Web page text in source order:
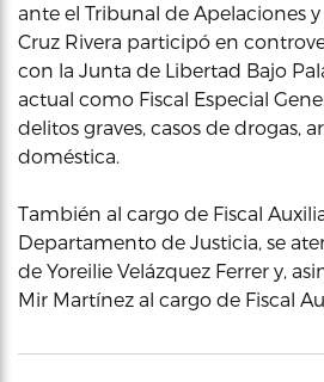
ante el Tribunal de Apelaciones
Cruz Rivera participó en
con la Junta de Libertad Bajo
actual como Fiscal Especial
delitos graves, casos de drogas,
doméstica.
También al cargo de Fiscal
Departamento de Justicia, se
de Yoreilie Velázquez Ferrer y,
Mir Martínez al cargo de Fiscal